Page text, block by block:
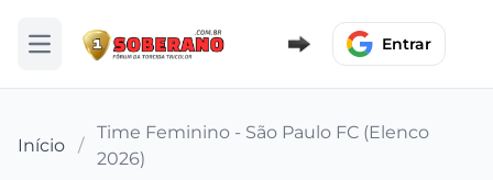
Abrir menu Entrar
Início /
Time Feminino - São Paulo FC (Elenco
2026)